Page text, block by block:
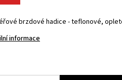
brzdové hadice - teflonové,
informace